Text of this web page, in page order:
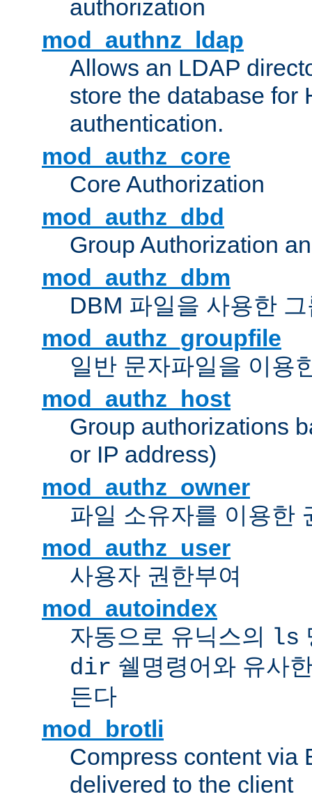
authorization
mod_authnz_ldap
Allows an LDAP
store the database for
authentication.
mod_authz_core
Core Authorization
mod_authz_dbd
Group Authorization
mod_authz_dbm
DBM 파일을 사용한
mod_authz_groupfile
일반 문자파일을 이용
mod_authz_host
Group authorizations
or IP address)
mod_authz_owner
파일 소유자를 이용한
mod_authz_user
사용자 권한부여
mod_autoindex
자동으로 유닉스의 ls
dir 쉘명령어와 유사
든다
mod_brotli
Compress content via
delivered to the client